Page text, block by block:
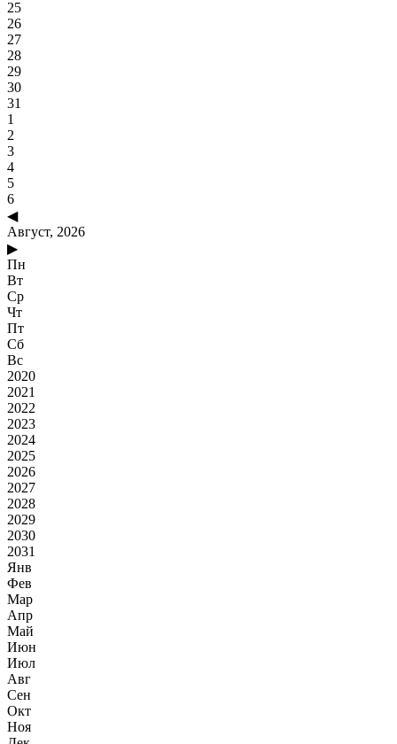
25
26
27
28
29
30
31
1
2
3
4
5
6
◀
Август, 2026
▶
Пн
Вт
Ср
Чт
Пт
Сб
Вс
2020
2021
2022
2023
2024
2025
2026
2027
2028
2029
2030
2031
Янв
Фев
Мар
Апр
Май
Июн
Июл
Авг
Сен
Окт
Ноя